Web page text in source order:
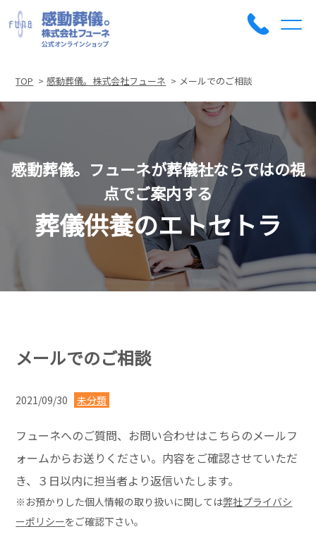
TOP 感動葬儀。株式会社フューネ メールでのご相談
感動葬儀。フューネが葬儀社ならではの視
点でご案内する
葬儀供養のエトセトラ
メールでのご相談
2021/09/30 未分類
フューネへのご質問、お問い合わせはこちらのメールフ
ォームからお送りください。内容をご確認させていただ
き、３日以内に担当者より返信いたします。
※お預かりした個人情報の取り扱いに関しては弊社プライバシ
ーポリシーをご確認下さい。